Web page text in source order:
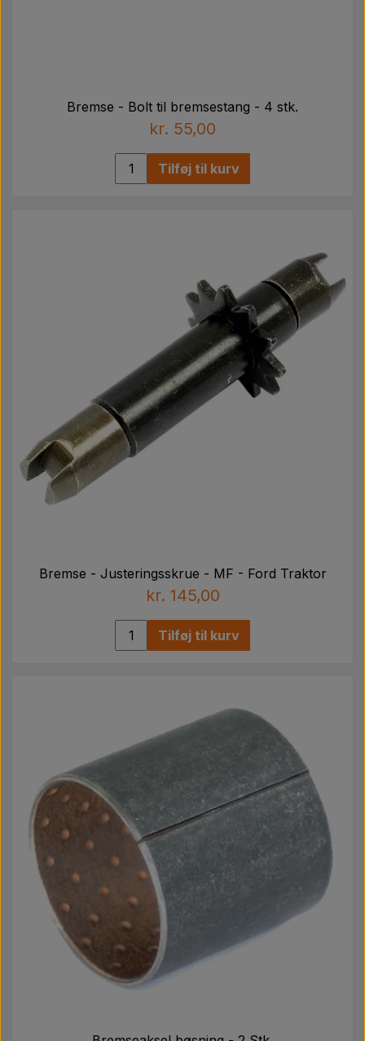
Bremse - Bolt til bremsestang - 4 stk.
kr. 55,00
Tilføj til kurv
Bremse - Justeringsskrue - MF - Ford Traktor
kr. 145,00
Tilføj til kurv